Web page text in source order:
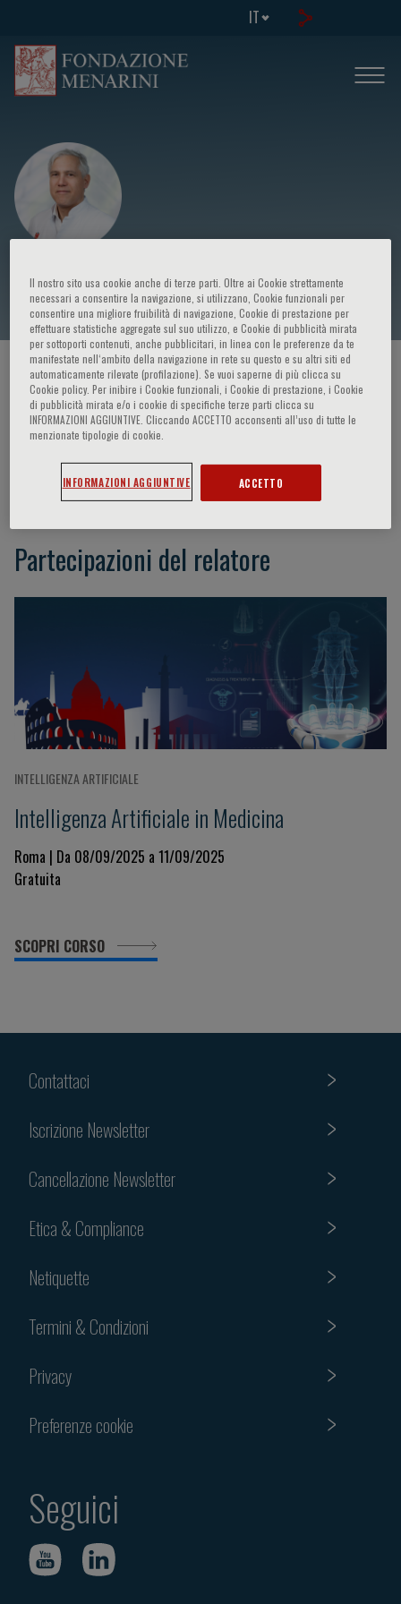
IT
Folkert W. Asselbergs
HOME PAGE / CORSI ED EVENTI / RELATORE
Folkert W. Asselbergs
Partecipazioni del relatore
INTELLIGENZA ARTIFICIALE
Intelligenza Artificiale in Medicina
Roma | Da 08/09/2025 a 11/09/2025
Gratuita
SCOPRI CORSO
Contattaci
Iscrizione Newsletter
Cancellazione Newsletter
Etica & Compliance
Netiquette
Termini & Condizioni
Privacy
Preferenze cookie
Seguici
Il nostro sito usa cookie anche di terze parti. Oltre ai Cookie strettamente
necessari a consentire la navigazione, si utilizzano, Cookie funzionali per
consentire una migliore fruibilità di navigazione, Cookie di prestazione per
effettuare statistiche aggregate sul suo utilizzo, e Cookie di pubblicità mirata
per sottoporti contenuti, anche pubblicitari, in linea con le preferenze da te
manifestate nell‘ambito della navigazione in rete su questo e su altri siti ed
automaticamente rilevate (profilazione). Se vuoi saperne di più clicca su
Cookie policy. Per inibire i Cookie funzionali, i Cookie di prestazione, i Cookie
di pubblicità mirata e/o i cookie di specifiche terze parti clicca su
INFORMAZIONI AGGIUNTIVE. Cliccando ACCETTO acconsenti all’uso di tutte le
menzionate tipologie di cookie.
INFORMAZIONI AGGIUNTIVE ACCETTO